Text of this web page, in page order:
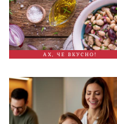
АХ, ЧЕ ВКУСНО!